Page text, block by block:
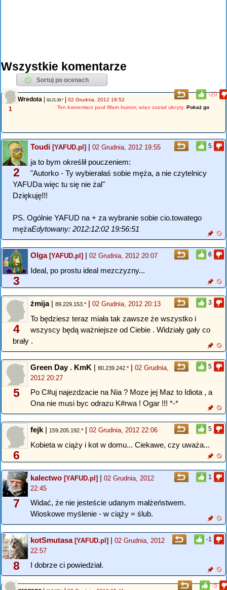
Wszystkie komentarze
-20
1
Wredota 83.21.39.*
02 Grudnia, 2012 19:52
Ten komentarz psuł Wam humor, więc został ukryty. Pokaż go
5
2
Toudi [YAFUD.pl] | 02 Grudnia, 2012 19:55
ja to bym określił pouczeniem:
"Autorko - Ty wybierałaś sobie męża, a nie czytelnicy
YAFUDa więc tu się nie żal"
Dziękuję!!!
PS. Ogólnie YAFUD na + za wybranie sobie cio.towatego
mężaEdytowany: 2012:12:02 19:56:51
6
3
Olga[YAFUD.pl] | 02 Grudnia, 2012 20:07
Ideal, po prostu ideal mezczyzny...
3
4
żmija| 89.229.153.* | 02 Grudnia, 2012 20:13
To będziesz teraz miała tak zawsze że wszystko i
wszyscy będą ważniejsze od Ciebie . Widziały gały co
brały .
5
5
Green Day . KmK | 80.239.242.* | 02 Grudnia,
2012 20:27
Po C#uj najezdzacie na Nia ? Moze jej Maz to Idiota , a
Ona nie musi byc odrazu K#rwa ! Ogar !!! *-*
5
6
fejk | 159.205.192.* | 02 Grudnia, 2012 22:06
Kobieta w ciąży i kot w domu... Ciekawe, czy uważa...
1
7
kalectwo [YAFUD.pl] | 02 Grudnia, 2012
22:45
Widać, że nie jesteście udanym małżeństwem.
Wioskowe myślenie - w ciąży = ślub.
-1
8
kotSmutasa[YAFUD.pl] | 02 Grudnia, 2012
22:57
I dobrze ci powiedział.
-5